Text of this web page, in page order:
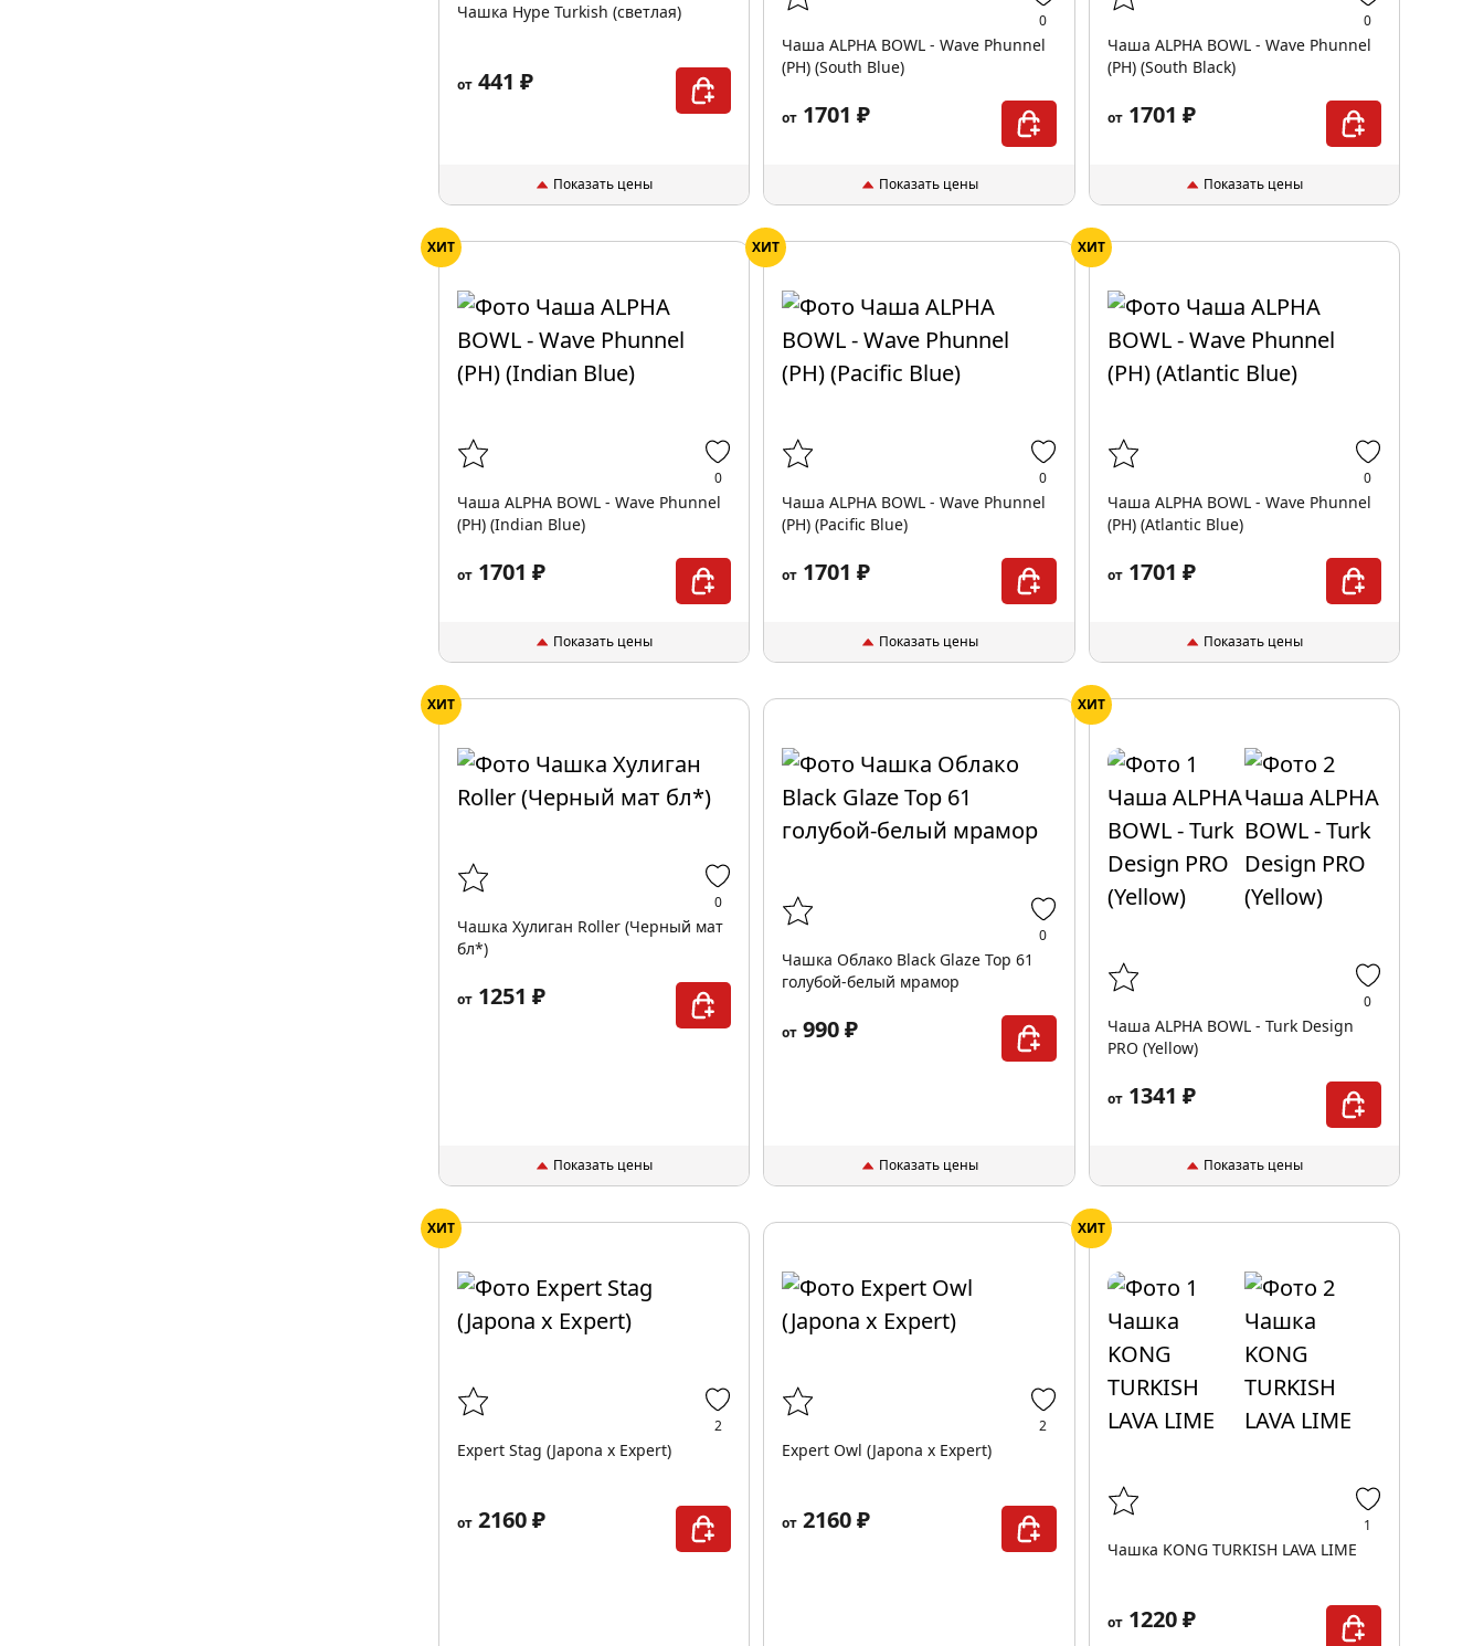
Чашка Hype Turkish (светлая)
от 441 ₽
Показать цены
0
Чаша ALPHA BOWL - Wave Phunnel
(PH) (South Blue)
от 1701 ₽
Показать цены
0
Чаша ALPHA BOWL - Wave Phunnel
(PH) (South Black)
от1701 ₽
Показать цены
ХИТ
0
Чаша ALPHA BOWL - Wave Phunnel
(PH) (Indian Blue)
от 1701 ₽
Показать цены
ХИТ
0
Чаша ALPHA BOWL - Wave Phunnel
(PH) (Pacific Blue)
от 1701 ₽
Показать цены
ХИТ
0
Чаша ALPHA BOWL - Wave Phunnel
(PH) (Atlantic Blue)
от1701 ₽
Показать цены
ХИТ
0
Чашка Хулиган Roller (Черный мат
бл*)
от 1251 ₽
Показать цены
0
Чашка Облако Black Glaze Top 61
голубой-белый мрамор
от 990 ₽
Показать цены
ХИТ
0
Чаша ALPHA BOWL - Turk Design
PRO (Yellow)
от1341 ₽
Показать цены
ХИТ
2
Expert Stag (Japona x Expert)
от 2160 ₽
2
Expert Owl (Japona x Expert)
от 2160 ₽
ХИТ
1
Чашка KONG TURKISH LAVA LIME
от1220 ₽